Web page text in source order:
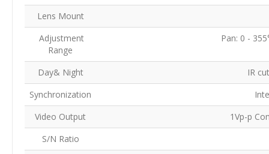
Lens Mount
Adjustment
Range
Pan: 0 -
Day& Night
IR
Synchronization
Video Output
1Vp-p
S/N Ratio